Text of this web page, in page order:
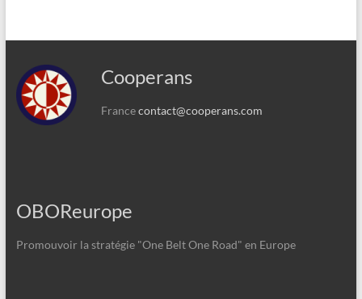
Cooperans
Francecontact@cooperans.com
OBOReurope
Promouvoir la stratégie "One Belt One Road" en Europe